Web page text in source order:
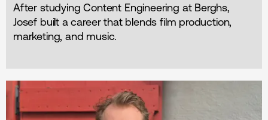
After studying Content Engineering at Berghs,
Josef built a career that blends film production,
marketing, and music.